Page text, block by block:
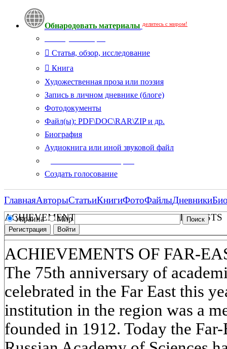
Обнародовать материалы делитесь с миром!
Статья, обзор, исследование
Книга
Художественная проза или поэзия
Запись в личном дневнике (блоге)
Фотодокументы
Файл(ы): PDF\DOC\RAR\ZIP и др.
Биография
Аудиокнига или иной звуковой файл
Создать голосование
Украина Мир
ГлавнаяАвторыСтатьиКнигиФотоФайлыДневники
ACHIEVEMENTS OF FAR-EASTERN SCIENTISTS
Регистрация Войти
ACHIEVEMENTS OF FAR-
The 75th anniversary of
celebrated in the Far East this
institution in the region was a
founded in 1912. Today the